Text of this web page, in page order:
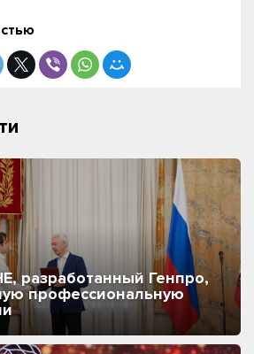
разработанный Генпро,
профессиональную